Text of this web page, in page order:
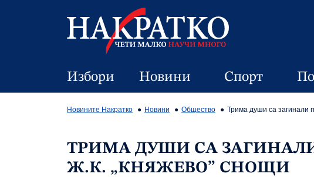
Избори Новини Спорт
Новините Накратко Новини Общество Трима души са загинали
ТРИМА ДУШИ СА
Ж.К. „КНЯЖЕВО” СНОЩИ